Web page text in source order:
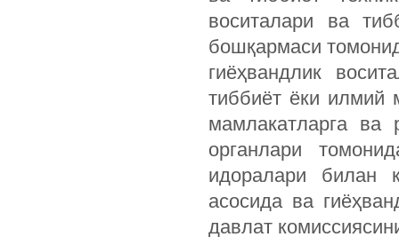
воситалари ва
бошқармаси
гиёҳвандлик
тиббиёт ёки илмий
мамлакатларга ва
органлари
идоралари билан
асосида ва
давлат